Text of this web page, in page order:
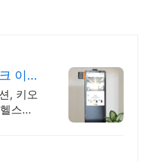
이후
션
, 키오
스케